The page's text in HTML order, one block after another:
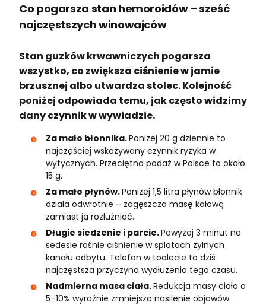
Co pogarsza stan hemoroidów – sześć
najczęstszych winowajców
Stan guzków krwawniczych pogarsza
wszystko, co zwiększa ciśnienie w jamie
brzusznej albo utwardza stolec. Kolejność
poniżej odpowiada temu, jak często widzimy
dany czynnik w wywiadzie.
Za mało błonnika.Poniżej 20 g dziennie to
najczęściej wskazywany czynnik ryzyka w
wytycznych. Przeciętna podaż w Polsce to około
15 g.
Za mało płynów.Poniżej 1,5 litra płynów błonnik
działa odwrotnie – zagęszcza masę kałową
zamiast ją rozluźniać.
Długie siedzenie i parcie.Powyżej 3 minut na
sedesie rośnie ciśnienie w splotach żylnych
kanału odbytu. Telefon w toalecie to dziś
najczęstsza przyczyna wydłużenia tego czasu.
Nadmierna masa ciała.Redukcja masy ciała o
5–10% wyraźnie zmniejsza nasilenie objawów.